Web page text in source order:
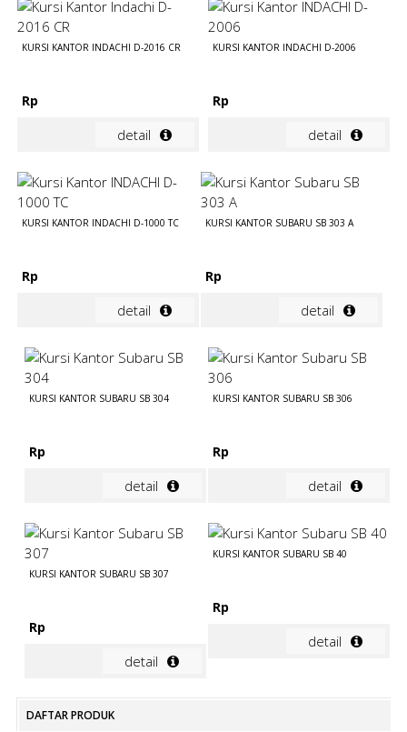
KURSI KANTOR INDACHI D-2016 CR
Rp
detail
KURSI KANTOR INDACHI D-2006
Rp
detail
KURSI KANTOR INDACHI D-1000 TC
Rp
detail
KURSI KANTOR SUBARU SB 303 A
Rp
detail
KURSI KANTOR SUBARU SB 304
Rp
detail
KURSI KANTOR SUBARU SB 306
Rp
detail
KURSI KANTOR SUBARU SB 307
Rp
detail
KURSI KANTOR SUBARU SB 40
Rp
detail
DAFTAR PRODUK